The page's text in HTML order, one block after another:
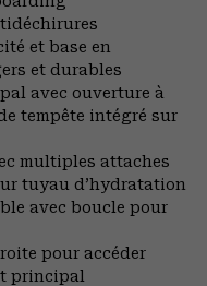
et base en
et durables
avec ouverture à
tempête intégré sur
multiples attaches
tuyau d’hydratation
avec boucle pour
pour accéder
principal